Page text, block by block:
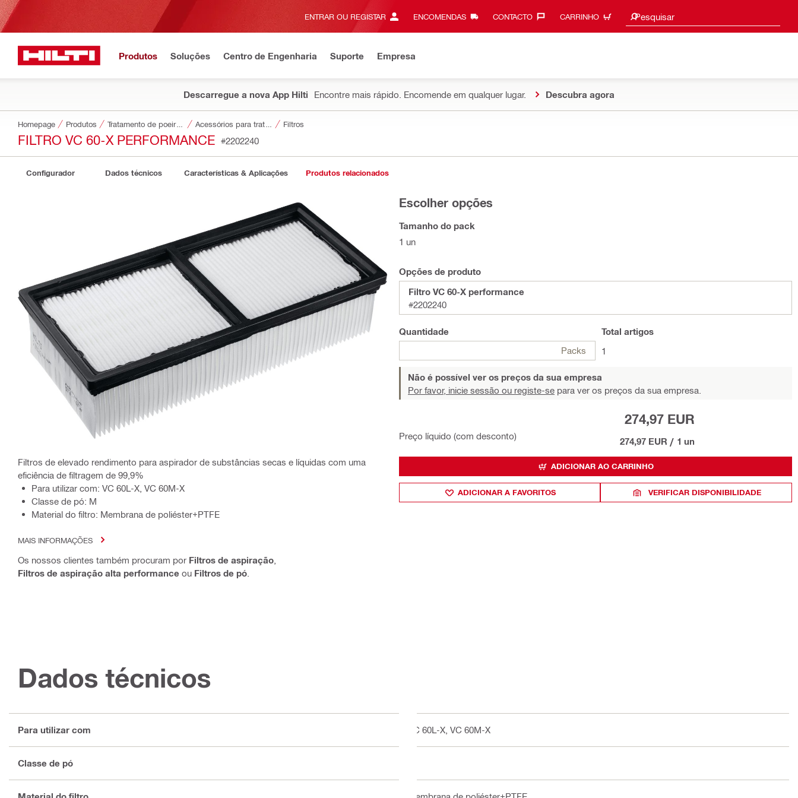
ENTRAR OU REGISTAR ENCOMENDAS CONTACTO‎ CARRINHO Pesquisar
Procurar sugestões
Produtos Soluções Centro de Engenharia Suporte Empresa
Descarregue a nova App Hilti Encontre mais rápido. Encomende em qualquer lugar. Descubra agora
Homepage Produtos Tratamento de poeiras e água Filtros
FILTRO VC 60-X PERFORMANCE #2202240
Configurador Dados técnicos Características & Aplicações Produtos relacionados
Filtros de elevado rendimento para aspirador de substâncias secas e líquidas com uma
eficiência de filtragem de 99,9%
Para utilizar com: VC 60L-X, VC 60M-X
Classe de pó: M
Material do filtro: Membrana de poliéster+PTFE
MAIS INFORMAÇÕES
Os nossos clientes também procuram por Filtros de aspiração
Filtros de aspiração alta performance ou Filtros de pó
Escolher opções
Tamanho do pack
1 un
Opções de produto
Filtro VC 60-X performance
#2202240
Quantidade
Packs
Total artigos
1
Não é possível ver os preços da sua empresa
Por favor, inicie sessão ou registe-se para ver os preços da sua empresa.
Preço líquido (com desconto)
274,97 EUR
274,97 EUR / 1 un
ADICIONAR AO CARRINHO
ADICIONAR A FAVORITOS VERIFICAR DISPONIBILIDADE
Dados técnicos
Para utilizar com VC 60L-X, VC 60M-X
Classe de pó